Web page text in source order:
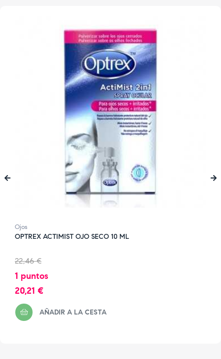
Ojos
OPTREX ACTIMIST OJO SECO 10 ML
Precio
regular
22,46 €
1 puntos
Precio
20,21 €
AÑADIR A LA CESTA